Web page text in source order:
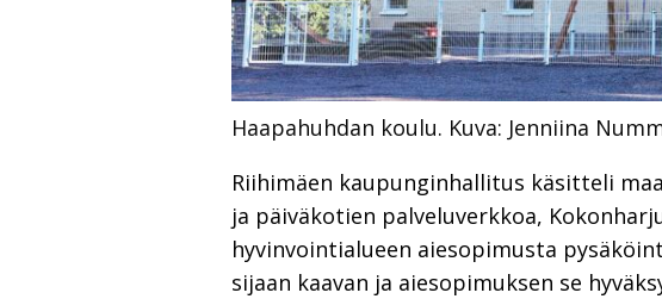
Haapahuhdan koulu. Kuva: Jenniina
Riihimäen kaupunginhallitus käsitteli
ja päiväkotien palveluverkkoa,
hyvinvointialueen aiesopimusta
sijaan kaavan ja aiesopimuksen se